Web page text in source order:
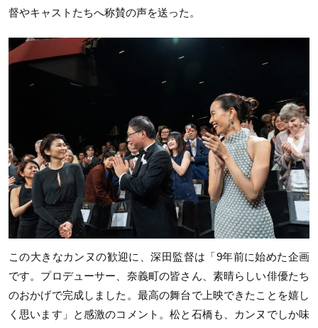
督やキャストたちへ称賛の声を送った。
この大きなカンヌの歓迎に、深田監督は「9年前に始めた企画
です。プロデューサー、奈義町の皆さん、素晴らしい俳優たち
のおかげで完成しました。最高の舞台で上映できたことを嬉し
く思います」と感激のコメント。松と石橋も、カンヌでしか味